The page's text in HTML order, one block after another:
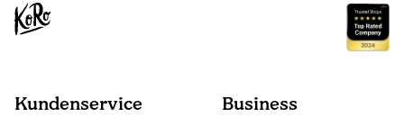
Kundenservice Business